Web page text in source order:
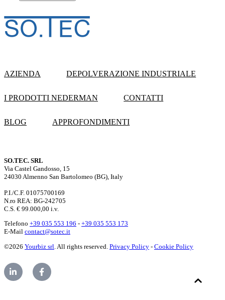
AZIENDA DEPOLVERAZIONE INDUSTRIALE
I PRODOTTI NEDERMAN CONTATTI
BLOG APPROFONDIMENTI
SO.TEC. SRL
Via Castel Gandosso, 15
24030 Almenno San Bartolomeo (BG), Italy
P.I./C.F. 01075700169
N.ro REA: BG-242705
C.S. € 99.000,00 i.v.
Telefono +39 035 553 196 - +39 035 553 173
E-Mail contact@sotec.it
©2026 Yourbiz srl . All rights reserved. Privacy Policy - Cookie Policy